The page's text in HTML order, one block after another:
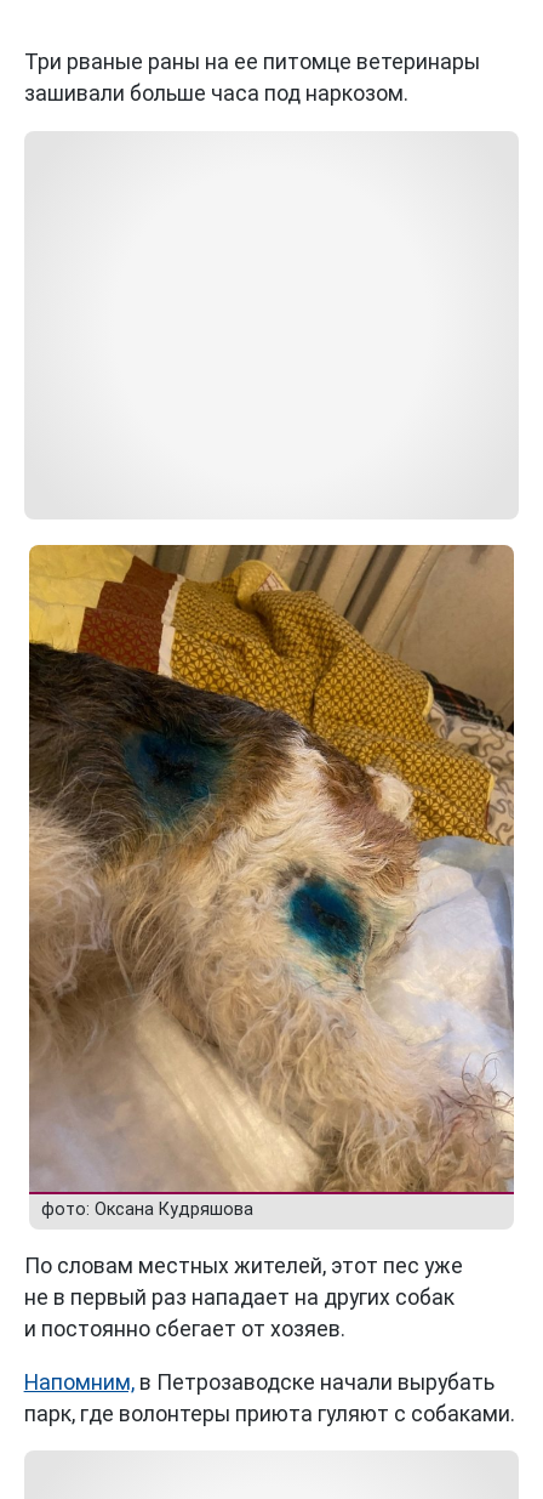
Три рваные раны на ее питомце ветеринары
зашивали больше часа под наркозом.
фото: Оксана Кудряшова
По словам местных жителей, этот пес уже
не в первый раз нападает на других собак
и постоянно сбегает от хозяев.
Напомним,в Петрозаводске начали вырубать
парк, где волонтеры приюта гуляют с собаками.